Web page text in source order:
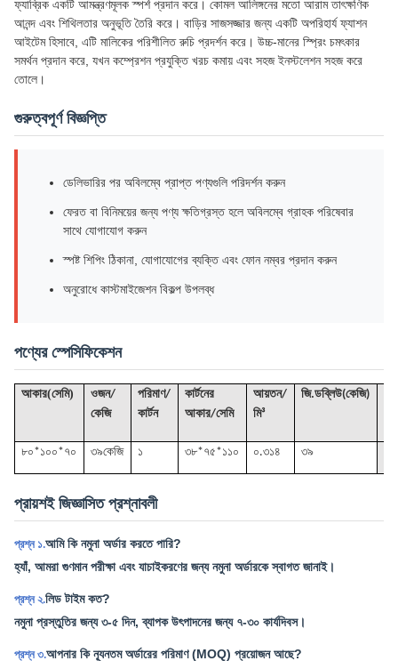
ফ্যাব্রিক একটি আমন্ত্রণমূলক স্পর্শ প্রদান করে। কোমল আলিঙ্গনের মতো আরাম তাৎক্ষণিক
আনন্দ এবং শিথিলতার অনুভূতি তৈরি করে। বাড়ির সাজসজ্জার জন্য একটি অপরিহার্য ফ্যাশন
আইটেম হিসাবে, এটি মালিকের পরিশীলিত রুচি প্রদর্শন করে। উচ্চ-মানের স্প্রিং চমৎকার
সমর্থন প্রদান করে, যখন কম্প্রেশন প্রযুক্তি খরচ কমায় এবং সহজ ইনস্টলেশন সহজ করে
তোলে।
গুরুত্বপূর্ণ বিজ্ঞপ্তি
ডেলিভারির পর অবিলম্বে প্রাপ্ত পণ্যগুলি পরিদর্শন করুন
ফেরত বা বিনিময়ের জন্য পণ্য ক্ষতিগ্রস্ত হলে অবিলম্বে গ্রাহক পরিষেবার
সাথে যোগাযোগ করুন
স্পষ্ট শিপিং ঠিকানা, যোগাযোগের ব্যক্তি এবং ফোন নম্বর প্রদান করুন
অনুরোধে কাস্টমাইজেশন বিকল্প উপলব্ধ
পণ্যের স্পেসিফিকেশন
আকার(সেমি)
ওজন/
কেজি
পরিমাণ/
কার্টন
কার্টনের
আকার/সেমি
আয়তন/
মি³
জি.ডব্লিউ(কেজি)
৮০*১০০*৭০ ৩৯কেজি ১ ৩৮*৭৫*১১০ ০.৩১৪ ৩৯
প্রায়শই জিজ্ঞাসিত প্রশ্নাবলী
প্রশ্ন ১.আমি কি নমুনা অর্ডার করতে পারি?
হ্যাঁ, আমরা গুণমান পরীক্ষা এবং যাচাইকরণের জন্য নমুনা অর্ডারকে স্বাগত জানাই।
প্রশ্ন ২.লিড টাইম কত?
নমুনা প্রস্তুতির জন্য ৩-৫ দিন, ব্যাপক উৎপাদনের জন্য ৭-৩০ কার্যদিবস।
প্রশ্ন ৩.আপনার কি ন্যূনতম অর্ডারের পরিমাণ (MOQ) প্রয়োজন আছে?